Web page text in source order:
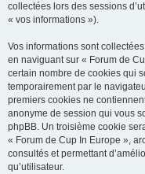
collectées lors des sessions
« vos informations »).
Vos informations sont
en naviguant sur « Forum de
certain nombre de cookies qui
temporairement par le
premiers cookies ne
anonyme de session qui vous
phpBB. Un troisième cookie
« Forum de Cup In Europe »,
consultés et permettant
qu’utilisateur.